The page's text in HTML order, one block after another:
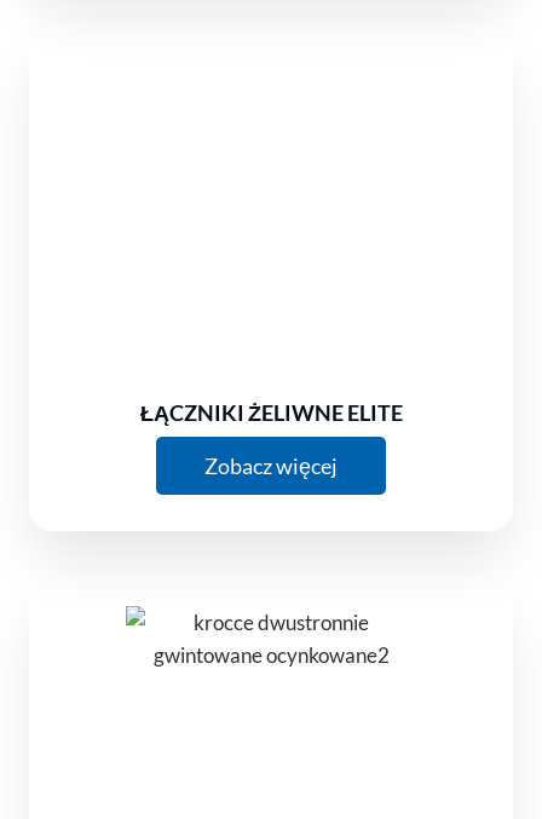
ŁĄCZNIKI ŻELIWNE ELITE
Zobacz więcej